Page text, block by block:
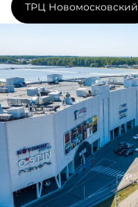
ТРЦ Новомосковский